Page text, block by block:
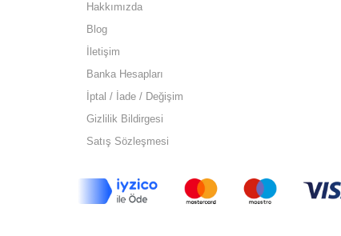
Hakkımızda
Blog
İletişim
Banka Hesapları
İptal / İade / Değişim
Gizlilik Bildirgesi
Satış Sözleşmesi